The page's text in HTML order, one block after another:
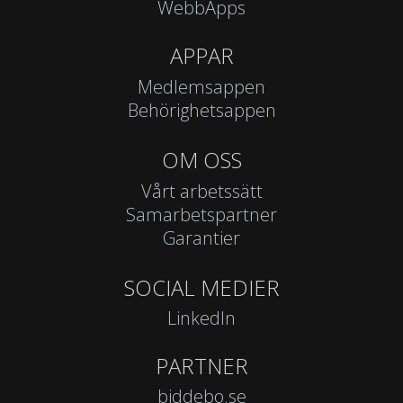
WebbApps
APPAR
Medlemsappen
Behörighetsappen
OM OSS
Vårt arbetssätt
Samarbetspartner
Garantier
SOCIAL MEDIER
LinkedIn
PARTNER
biddebo.se